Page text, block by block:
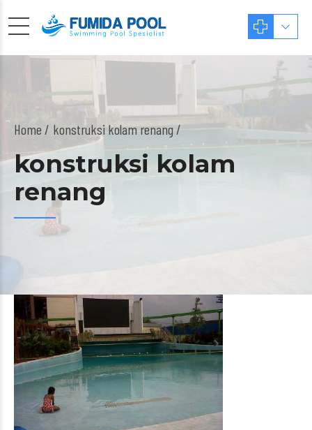
Home konstruksi kolam renang /
konstruksi kolam
renang